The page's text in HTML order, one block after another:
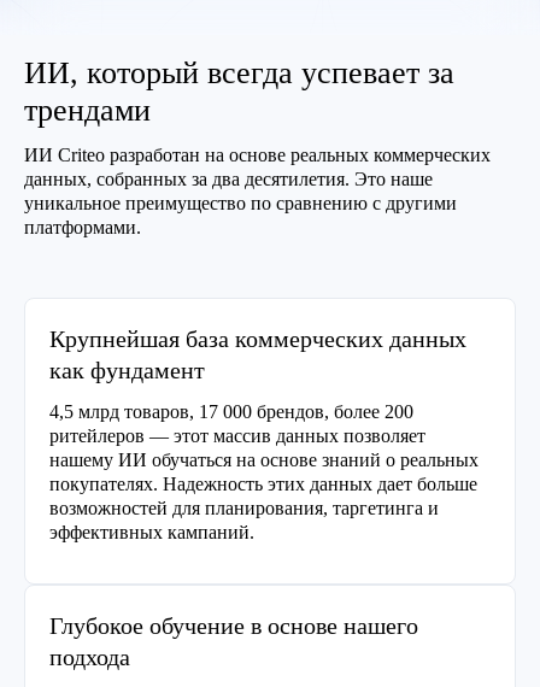
ИИ, который всегда успевает за
трендами
ИИ Criteo разработан на основе реальных коммерческих
данных, собранных за два десятилетия. Это наше
уникальное преимущество по сравнению с другими
платформами.
Крупнейшая база коммерческих данных
как фундамент
4,5 млрд товаров, 17 000 брендов, более 200
ритейлеров — этот массив данных позволяет
нашему ИИ обучаться на основе знаний о реальных
покупателях. Надежность этих данных дает больше
возможностей для планирования, таргетинга и
эффективных кампаний.
Глубокое обучение в основе нашего
подхода